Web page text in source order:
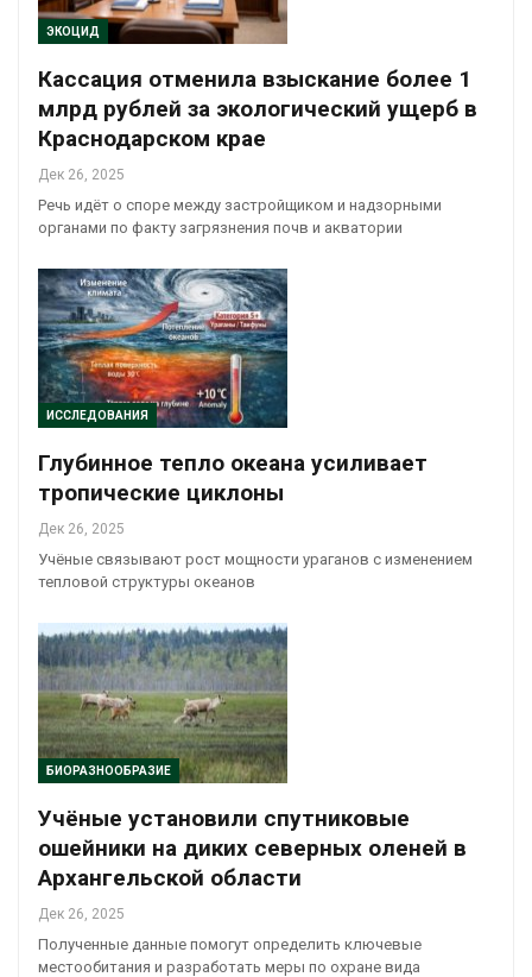
ЭКОЦИД
Кассация отменила взыскание более 1
млрд рублей за экологический ущерб в
Краснодарском крае
Дек 26, 2025
Речь идёт о споре между застройщиком и надзорными
органами по факту загрязнения почв и акватории
ИССЛЕДОВАНИЯ
Глубинное тепло океана усиливает
тропические циклоны
Дек 26, 2025
Учёные связывают рост мощности ураганов с изменением
тепловой структуры океанов
БИОРАЗНООБРАЗИЕ
Учёные установили спутниковые
ошейники на диких северных оленей в
Архангельской области
Дек 26, 2025
Полученные данные помогут определить ключевые
местообитания и разработать меры по охране вида